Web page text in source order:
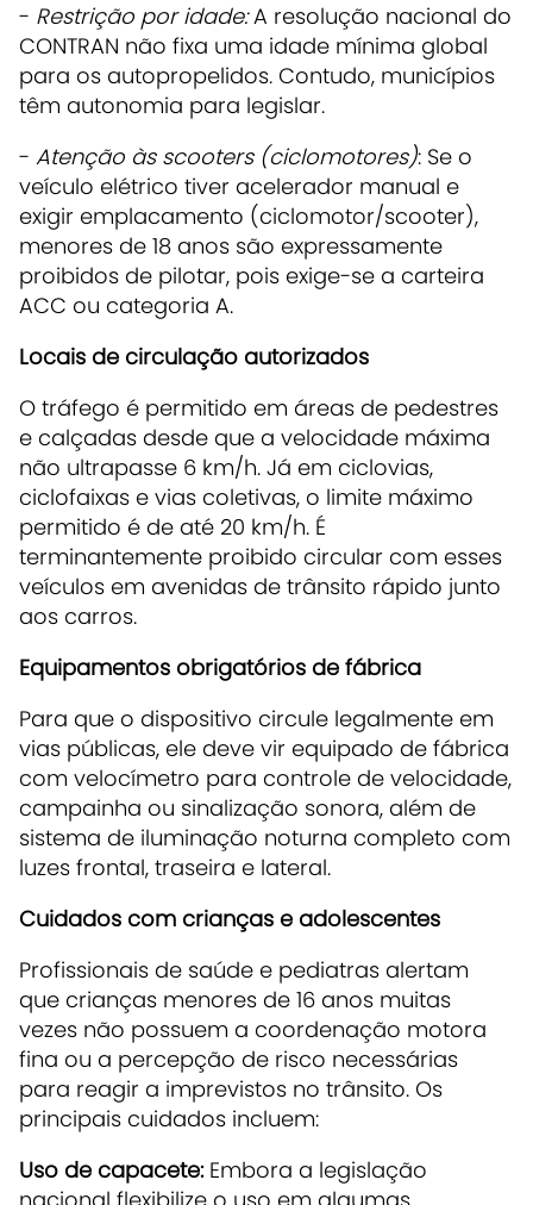
- Restrição por idade:A resolução nacional do
CONTRAN não fixa uma idade mínima global
para os autopropelidos. Contudo, municípios
têm autonomia para legislar.
- Atenção às scooters (ciclomotores): Se o
veículo elétrico tiver acelerador manual e
exigir emplacamento (ciclomotor/scooter),
menores de 18 anos são expressamente
proibidos de pilotar, pois exige-se a carteira
ACC ou categoria A.
Locais de circulação autorizados
O tráfego é permitido em áreas de pedestres
e calçadas desde que a velocidade máxima
não ultrapasse 6 km/h. Já em ciclovias,
ciclofaixas e vias coletivas, o limite máximo
permitido é de até 20 km/h. É
terminantemente proibido circular com esses
veículos em avenidas de trânsito rápido junto
aos carros.
Equipamentos obrigatórios de fábrica
Para que o dispositivo circule legalmente em
vias públicas, ele deve vir equipado de fábrica
com velocímetro para controle de velocidade,
campainha ou sinalização sonora, além de
sistema de iluminação noturna completo com
luzes frontal, traseira e lateral.
Cuidados com crianças e adolescentes
Profissionais de saúde e pediatras alertam
que crianças menores de 16 anos muitas
vezes não possuem a coordenação motora
fina ou a percepção de risco necessárias
para reagir a imprevistos no trânsito. Os
principais cuidados incluem:
Uso de capacete: Embora a legislação